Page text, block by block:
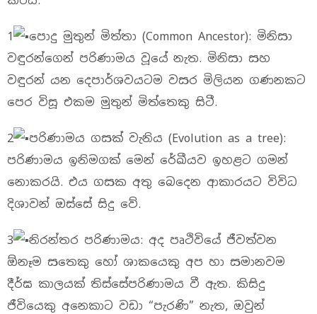
1
පොදු මුතුන් මිත්තා (Common Ancestor): මිනිසා
වඳුරන්ගෙන් පරිණාමය වූයේ නැත. මිනිසා සහ
වඳුරන් යන දෙපාර්ශවයටම වසර මිලියන ගණනකට
පෙර විසූ එකම මුතුන් මිත්තෙකු සිටී.
2
පරිණාමය ගසක් වැනිය (Evolution as a tree):
පරිණාමය ඉනිමගක් මෙන් රේඛීයව ඉහළට ගමන්
නොකරයි. එය ගසක අතු බෙදෙන ආකාරයට විවිධ
දිශාවන් ඔස්සේ සිදු වේ.
3
නිරන්තර පරිණාමය: අද පෘථිවියේ ජීවත්වන
ඕනෑම සතෙකු හෝ ශාකයෙකු අප හා සමානවම
දීර්ඝ කාලයක් තිස්සේපරිණාමය වී ඇත. කිසිදු
ජීවියෙකු අනෙකාට වඩා “පැරණි” නැත, ඔවුන්